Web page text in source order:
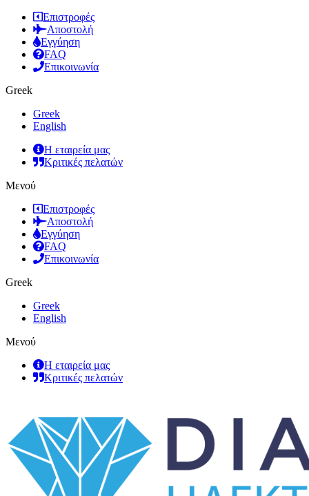
Επιστροφές
Αποστολή
Εγγύηση
FAQ
Επικοινωνία
Greek
Greek
English
Η εταιρεία μας
Κριτικές πελατών
Μενού
Επιστροφές
Αποστολή
Εγγύηση
FAQ
Επικοινωνία
Greek
Greek
English
Μενού
Η εταιρεία μας
Κριτικές πελατών